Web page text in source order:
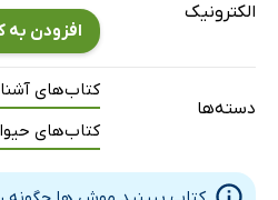
الکترونیک
افزودن به
دسته‌ها
کتاب‌های
کتاب‌های